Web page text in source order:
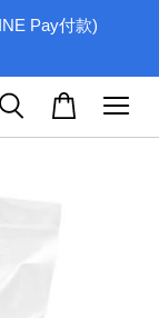
Pay付款)